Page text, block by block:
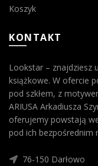
Koszyk
KONTAKT
Lookstar – znajdziesz
książkowe. W ofercie
pod szkłem, z
ARIUSA Arkadiusza
oferujemy powstają
pod ich bezpośrednim
76-150 Darłowo